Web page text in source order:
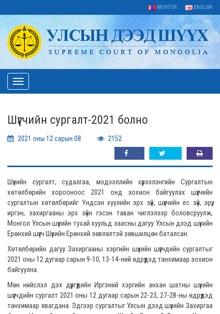
МОНГОЛ ENGLISH
Toggle
navigation
Шүүгчийн сургалт-2021 болно
2021 оны 12 сарын 08 2152
Шүүхийн сургалт, судалгаа, мэдээллийн хүрээлэнгийн Сургалтын
хөтөлбөрийн хорооноос 2021 онд зохион байгуулах шүүгчийн
сургалтын хөтөлбөрийг Үндсэн хуулийн эрх зүй, шүүгчийн ёс зүй, эрүү,
иргэн, захиргааны эрх зүйн гэсэн таван чиглэлээр боловсруулж,
Монгол Улсын шүүхийн тухай хуульд заасны дагуу Улсын дээд шүүхийн
Ерөнхий шүүгч Шүүхийн Ерөнхий зөвлөлтэй зөвшилцөн баталсан.
Хөтөлбөрийн дагуу Захиргааны хэргийн шүүхийн шүүгчдийн сургалтыг
2021 оны 12 дугаар сарын 9-10, 13-14-ний өдрүүдэд танхимаар зохион
байгуулна.
Мөн нийслэл дэх дүүргүүдийн Иргэний хэргийн анхан шатны шүүхийн
шүүгчдийн сургалт 2021 оны 12 дугаар сарын 22-23, 27-28-ны өдрүүдэд
танхимаар явагдана. Эдгээр сургалтыг Улсын дээд шүүхийн Захиргаа